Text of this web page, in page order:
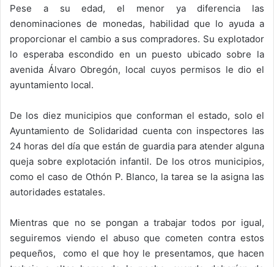
Pese a su edad, el menor ya diferencia las
denominaciones de monedas, habilidad que lo ayuda a
proporcionar el cambio a sus compradores. Su explotador
lo esperaba escondido en un puesto ubicado sobre la
avenida Álvaro Obregón, local cuyos permisos le dio el
ayuntamiento local.
De los diez municipios que conforman el estado, solo el
Ayuntamiento de Solidaridad cuenta con inspectores las
24 horas del día que están de guardia para atender alguna
queja sobre explotación infantil. De los otros municipios,
como el caso de Othón P. Blanco, la tarea se la asigna las
autoridades estatales.
Mientras que no se pongan a trabajar todos por igual,
seguiremos viendo el abuso que cometen contra estos
pequeños, como el que hoy le presentamos, que hacen